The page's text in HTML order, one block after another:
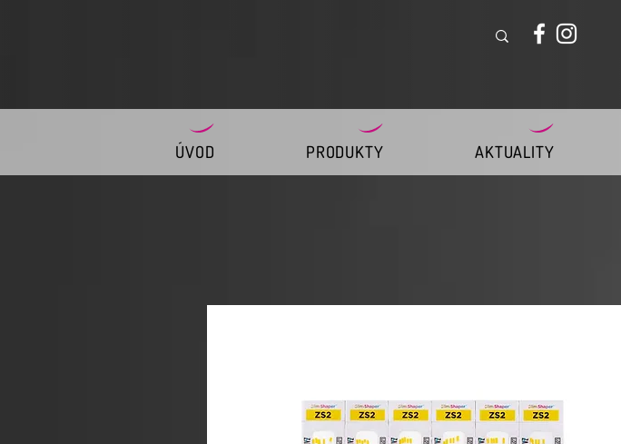
ÚVOD PRODUKTY AKTUALITY